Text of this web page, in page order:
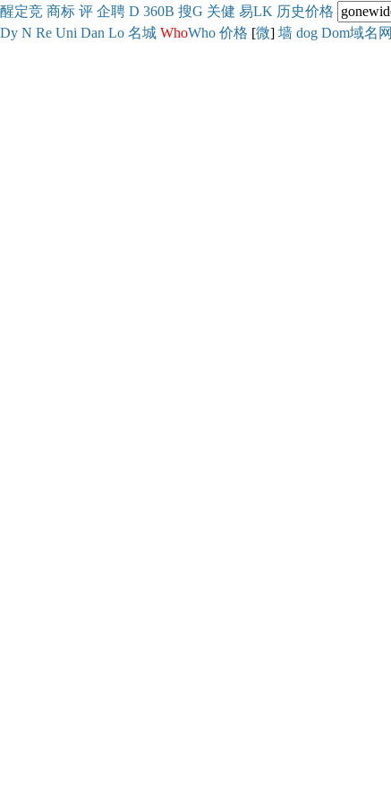
醒定竞 商标 评 企聘 D 360B 搜G 关健 易LK 历史价格
Dy N Re Uni Dan Lo 名城 WhoWho 价格 [微] 墙 dog Dom域名网